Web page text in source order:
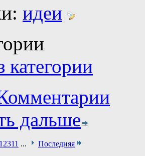
идеи
категории
дальше
1 2311 ... Последняя